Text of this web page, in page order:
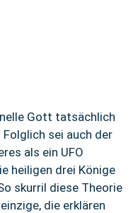
Gott tatsächlich
sei auch der
als ein UFO
heiligen drei Könige
skurril diese Theorie
die erklären